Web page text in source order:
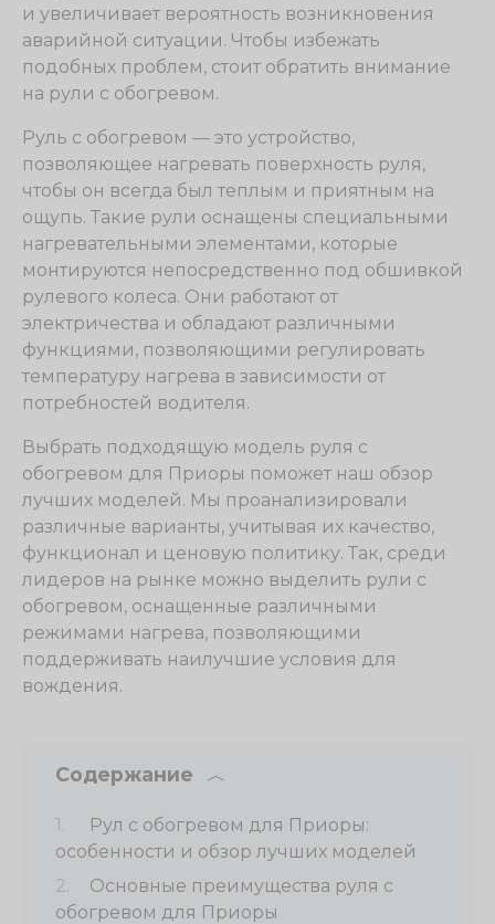
и увеличивает вероятность возникновения
аварийной ситуации. Чтобы избежать
подобных проблем, стоит обратить внимание
на рули с обогревом.
Руль с обогревом — это устройство,
позволяющее нагревать поверхность руля,
чтобы он всегда был теплым и приятным на
ощупь. Такие рули оснащены специальными
нагревательными элементами, которые
монтируются непосредственно под обшивкой
рулевого колеса. Они работают от
электричества и обладают различными
функциями, позволяющими регулировать
температуру нагрева в зависимости от
потребностей водителя.
Выбрать подходящую модель руля с
обогревом для Приоры поможет наш обзор
лучших моделей. Мы проанализировали
различные варианты, учитывая их качество,
функционал и ценовую политику. Так, среди
лидеров на рынке можно выделить рули с
обогревом, оснащенные различными
режимами нагрева, позволяющими
поддерживать наилучшие условия для
вождения.
Содержание
Рул с обогревом для Приоры:
особенности и обзор лучших моделей
Основные преимущества руля с
обогревом для Приоры